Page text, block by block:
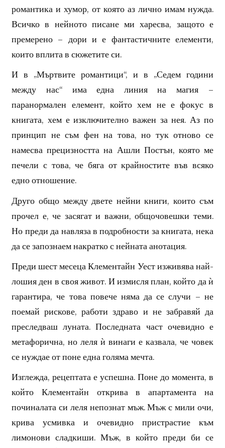
романтика и хумор, от която аз лично имам нужда.
Всичко в нейното писане ми харесва, защото е
премерено – дори и е фантастичните елементи,
които вплита в сюжетите си.
И в „Мъртвите романтици“, и в „Седем години
между нас“ има една линия на магия –
паранормален елемент, който хем не е фокус в
книгата, хем е изключително важен за нея. Аз по
принцип не съм фен на това, но тук отново се
намесва прецизността на Ашли Постън, която ме
печели с това, че бяга от крайностите във всяко
едно отношение.
Друго общо между двете нейни книги, които съм
прочел е, че засягат и важни, общочовешки теми.
Но преди да навляза в подробности за книгата, нека
да се запознаем накратко с нейната анотация.
Преди шест месеца Клементайн Уест изживява най-
лошия ден в своя живот. И измисля план, който да ѝ
гарантира, че това повече няма да се случи – не
поемай рискове, работи здраво и не забравяй да
преследваш луната. Последната част очевидно е
метафорична, но леля ѝ винаги е казвала, че човек
се нуждае от поне една голяма мечта.
Изглежда, рецептата е успешна. Поне до момента, в
който Клементайн открива в апартамента на
починалата си леля непознат мъж. Мъж с мили очи,
крива усмивка и очевидно пристрастие към
лимонови сладкиши. Мъж, в който преди би се